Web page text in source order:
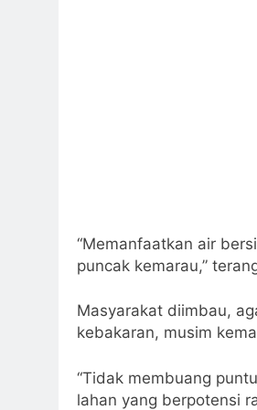
“Memanfaatkan air
puncak kemarau,”
Masyarakat diimbau,
kebakaran, musim
“Tidak membuang
lahan yang berpotensi